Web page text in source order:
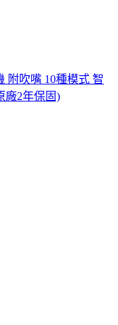
附吹嘴 10種模式 智
廠2年保固)